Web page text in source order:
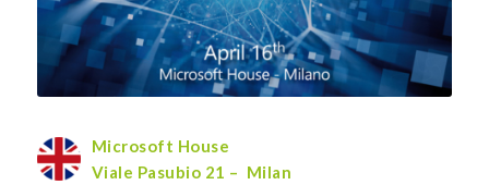
Microsoft House
Viale Pasubio 21 – Milan